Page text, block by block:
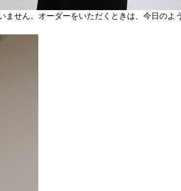
せん。オーダーをいただくときは、今日のよ